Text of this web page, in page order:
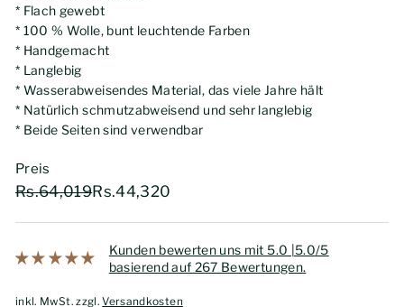
* Flach gewebt
* 100 % Wolle, bunt leuchtende Farben
* Handgemacht
* Langlebig
* Wasserabweisendes Material, das viele Jahre hält
* Natürlich schmutzabweisend und sehr langlebig
* Beide Seiten sind verwendbar
Preis
Normaler
Rs.64,019Rs.64,019
SonderpreisRs.44,320
Kunden bewerten uns mit 5.0 |5.0/5
basierend auf 267 Bewertungen.
inkl. MwSt. zzgl.Versandkosten